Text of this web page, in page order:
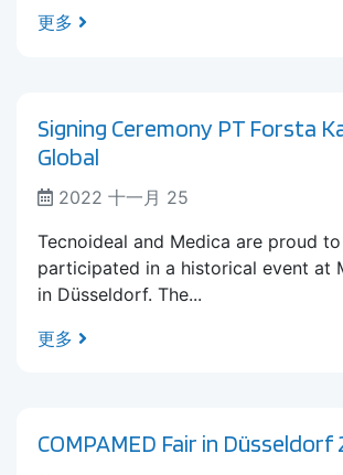
更多
Signing Ceremony PT Forsta
Global
2022 十一月 25
Tecnoideal and Medica are proud
participated in a historical event at
in Düsseldorf. The...
更多
COMPAMED Fair in Düsseldorf